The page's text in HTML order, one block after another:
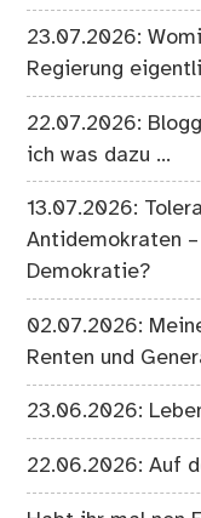
23.07.2026:
Regierung
22.07.2026:
ich was dazu …
13.07.2026:
Antidemokraten
Demokratie?
02.07.2026:
Renten und
23.06.2026:
22.06.2026: Auf